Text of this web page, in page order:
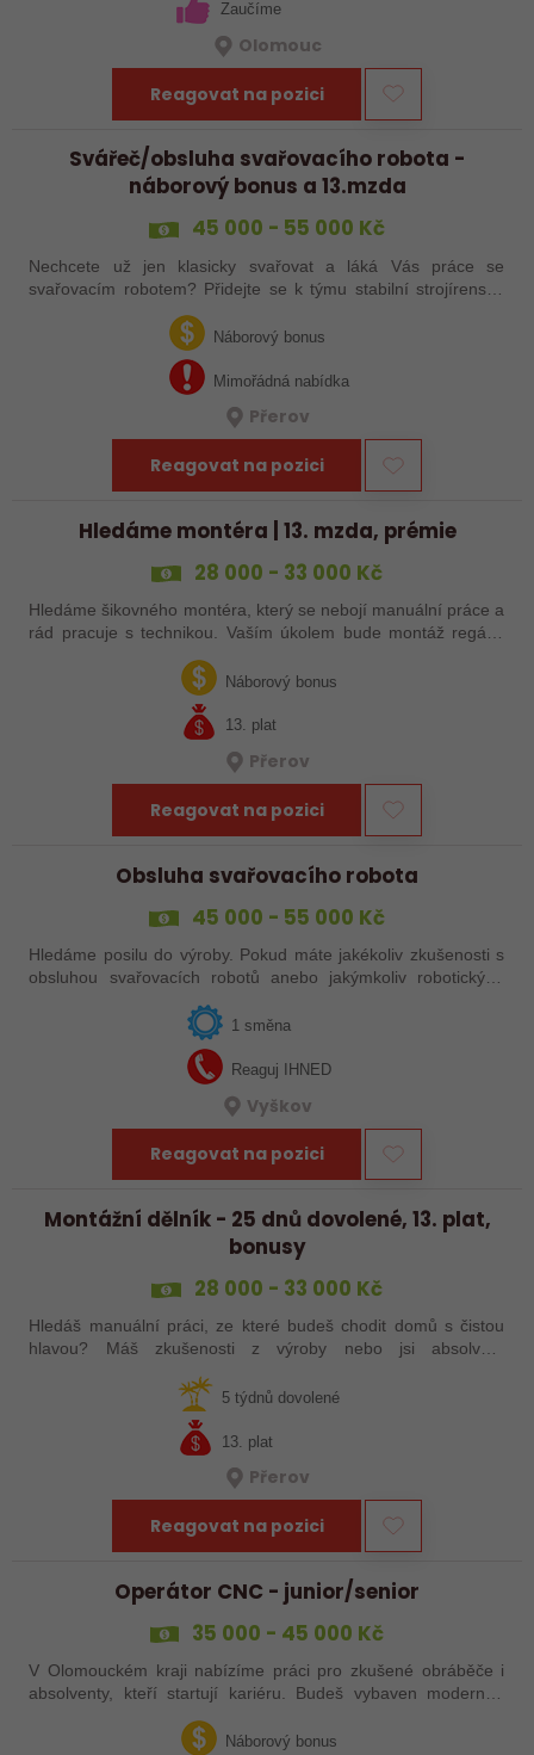
Zaučíme
Olomouc
Reagovat na pozici
Svářeč/obsluha svařovacího robota -
náborový bonus a 13.mzda
45 000 - 55 000 Kč
Nechcete už jen klasicky svařovat a láká Vás práce se
svařovacím robotem? Přidejte se k týmu stabilní strojírenské
společnosti v Hranicích a využijte své zkušenosti se
svařováním v moderní výrobě.…
Náborový bonus
Mimořádná nabídka
Přerov
Reagovat na pozici
Hledáme montéra | 13. mzda, prémie
28 000 - 33 000 Kč
Hledáme šikovného montéra, který se nebojí manuální práce a
rád pracuje s technikou. Vaším úkolem bude montáž regálů,
dopravníků a autonomních vozíků (VZV) podle výkresů.
Nabízíme stabilní práci u…Náborový bonus
13. plat
Přerov
Reagovat na pozici
Obsluha svařovacího robota
45 000 - 55 000 Kč
Hledáme posilu do výroby. Pokud máte jakékoliv zkušenosti s
obsluhou svařovacích robotů anebo jakýmkoliv robotickým,
1 směna
Reaguj IHNED
Vyškov
Reagovat na pozici
Montážní dělník - 25 dnů dovolené, 13. plat,
bonusy
28 000 - 33 000 Kč
Hledáš manuální práci, ze které budeš chodit domů s čistou
hlavou? Máš zkušenosti z výroby nebo jsi absolvent
5 týdnů dovolené
13. plat
Přerov
Reagovat na pozici
Operátor CNC - junior/senior
35 000 - 45 000 Kč
V Olomouckém kraji nabízíme práci pro zkušené obráběče i
absolventy, kteří startují kariéru. Budeš vybaven moderním
dozvědět více, neváhej…
Náborový bonus